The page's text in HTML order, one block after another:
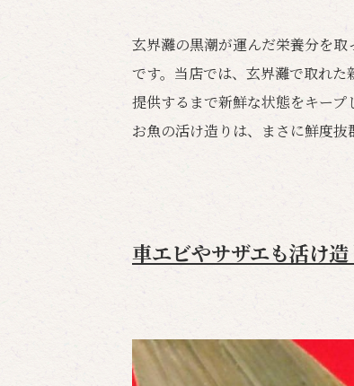
玄界灘の黒潮が運んだ栄養分を
です。当店では、玄界灘で取れ
提供するまで新鮮な状態をキー
お魚の活け造りは、まさに鮮度抜
車エビやサザエも活け